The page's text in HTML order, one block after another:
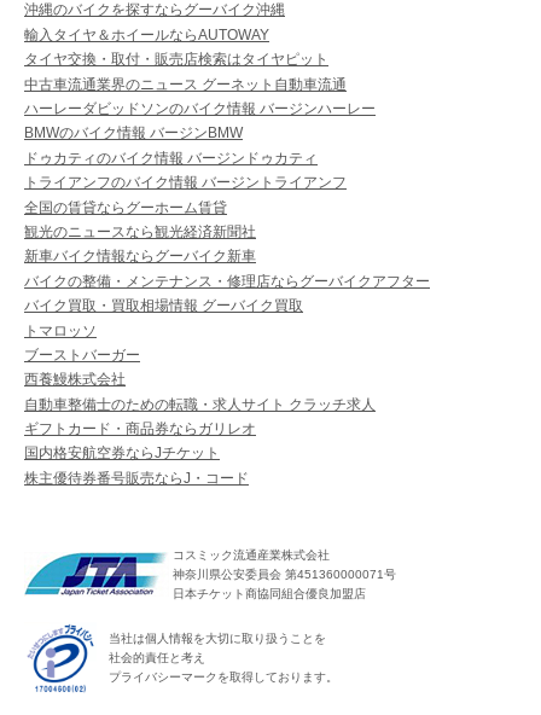
沖縄のバイクを探すならグーバイク沖縄
輸入タイヤ＆ホイールならAUTOWAY
タイヤ交換・取付・販売店検索はタイヤピット
中古車流通業界のニュース グーネット自動車流通
ハーレーダビッドソンのバイク情報 バージンハーレー
BMWのバイク情報 バージンBMW
ドゥカティのバイク情報 バージンドゥカティ
トライアンフのバイク情報 バージントライアンフ
全国の賃貸ならグーホーム賃貸
観光のニュースなら観光経済新聞社
新車バイク情報ならグーバイク新車
バイクの整備・メンテナンス・修理店ならグーバイクアフター
バイク買取・買取相場情報 グーバイク買取
トマロッソ
ブーストバーガー
西養鰻株式会社
自動車整備士のための転職・求人サイト クラッチ求人
ギフトカード・商品券ならガリレオ
国内格安航空券ならJチケット
株主優待券番号販売ならJ・コード
コスミック流通産業株式会社
神奈川県公安委員会 第451360000071号
日本チケット商協同組合優良加盟店
当社は個人情報を大切に取り扱うことを
社会的責任と考え
プライバシーマークを取得しております。